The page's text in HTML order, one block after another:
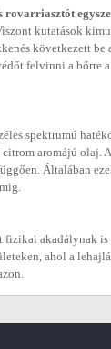
rovarriasztót
kutatások
következett be
felvinni a bőrre a
spektrumú
citrom aromájú olaj.
Általában
fizikai akadálynak is
ahol a